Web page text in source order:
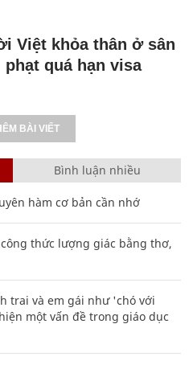
Việt khỏa thân ở sân
quá hạn visa
BÀI VIẾT
Bình luận nhiều
hàm cơ bản cần nhớ
thức lượng giác bằng thơ,
trai và em gái như 'chó với
một vấn đề trong giáo dục